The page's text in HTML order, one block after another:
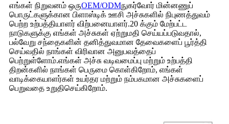
எங்கள் நிறுவனம் ஒருOEM/ODMநுகர்வோர் மின்னணுப்
பொருட்களுக்கான பிளாஸ்டிக் ஊசி அச்சுகளில் நிபுணத்துவம்
பெற்ற உற்பத்தியாளர் விற்பனையாளர்.20 க்கும் மேற்பட்ட
நாடுகளுக்கு எங்கள் அச்சுகள் ஏற்றுமதி செய்யப்படுவதால்,
பல்வேறு சந்தைகளின் தனித்துவமான தேவைகளைப் பூர்த்தி
செய்வதில் நாங்கள் விரிவான அனுபவத்தைப்
பெற்றுள்ளோம்.எங்கள் அச்சு வடிவமைப்பு மற்றும் உற்பத்தி
திறன்களில் நாங்கள் பெருமை கொள்கிறோம், எங்கள்
வாடிக்கையாளர்கள் உயர்தர மற்றும் நம்பகமான அச்சுகளைப்
பெறுவதை உறுதிசெய்கிறோம்.